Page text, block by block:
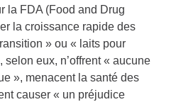
la FDA (Food and Drug
la croissance rapide des
» ou « laits pour
eux, n’offrent « aucune
», menacent la santé des
causer « un préjudice